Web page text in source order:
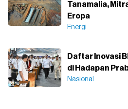
Tanamalia,
Eropa
Energi
Daftar Inovasi
di Hadapan
Nasional